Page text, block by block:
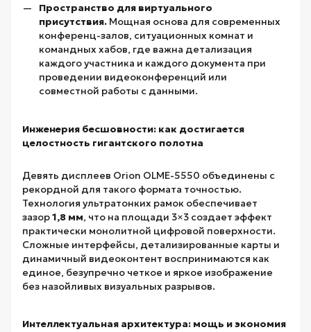
Пространство для виртуального
присутствия. Мощная основа для современных
конференц-залов, ситуационных комнат и
командных хабов, где важна детализация
каждого участника и каждого документа при
проведении видеоконференций или
совместной работы с данными.
Инженерия бесшовности: как достигается
целостность гигантского полотна
Девять дисплеев Orion OLME-5550 объединены с
рекордной для такого формата точностью.
Технология ультратонких рамок обеспечивает
зазор1,8 мм, что на площади 3×3 создает эффект
практически монолитной цифровой поверхности.
Сложные интерфейсы, детализированные карты и
динамичный видеоконтент воспринимаются как
единое, безупречно четкое и яркое изображение
без назойливых визуальных разрывов.
Интеллектуальная архитектура: мощь и экономия